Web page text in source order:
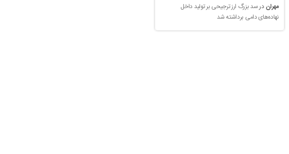
مهراندرسد بزرگ ارز ترجیحی بر تولید داخل
نهاده‌های دامی برداشته شد